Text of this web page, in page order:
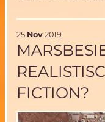
25 Nov 2019
FICTION?